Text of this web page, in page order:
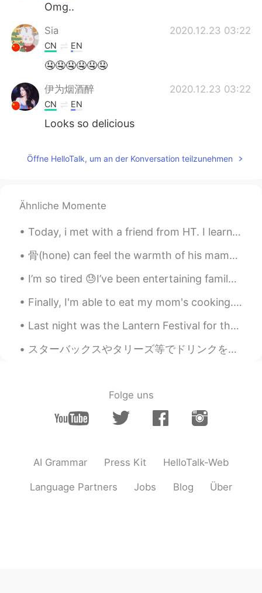
Omg..
Sia 2020.12.23 03:22
CN EN
🤤🤤🤤🤤🤤🤤
伊为烟酒醉 2020.12.23 03:22
CN EN
Looks so delicious
Öffne HelloTalk, um an der Konversation teilzunehmen
Ähnliche Momente
Today, i met with a friend from HT. I learned a lot of Japanese and it felt like i was in Japan ...
骨(hone) can feel the warmth of his mama when being with 無明(mumyou) ． sorry if it tri.ggers u but ...
I’m so tired 😓I’ve been entertaining family from Australia and they range from 43 to 70 years old...
Finally, I'm able to eat my mom's cooking. Vietnamese dinner today: Goi Cuon & Banh Canh Gio Heo...
Last night was the Lantern Festival for the US. I saw all my overseas friends eating 汤圆 and I wa...
スターバックスやタリーズ等でドリンクをマグカップで注文できることを知っていますか?☕ ホットドリンクだけではなくアイスやフラッペもグラスで注文OKですよ! 今後ぜひ使い捨てるカップではなくマグカ...
Folge uns
AI Grammar Press Kit HelloTalk-Web
Language Partners Jobs Blog Über